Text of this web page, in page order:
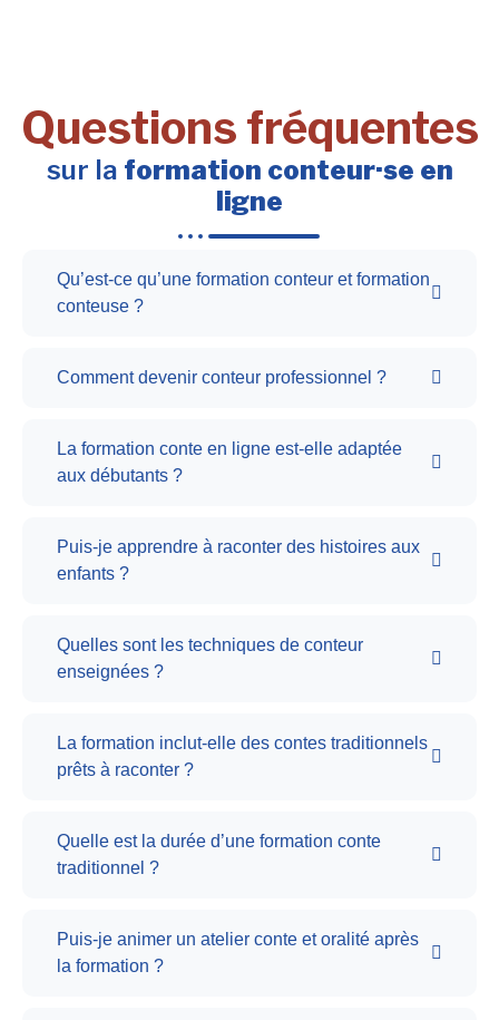
Questions fréquentes
sur la formation conteur·se en
ligne
Qu’est-ce qu’une formation conteur et formation
conteuse ?
Comment devenir conteur professionnel ?
La formation conte en ligne est-elle adaptée
aux débutants ?
Puis-je apprendre à raconter des histoires aux
enfants ?
Quelles sont les techniques de conteur
enseignées ?
La formation inclut-elle des contes traditionnels
prêts à raconter ?
Quelle est la durée d’une formation conte
traditionnel ?
Puis-je animer un atelier conte et oralité après
la formation ?